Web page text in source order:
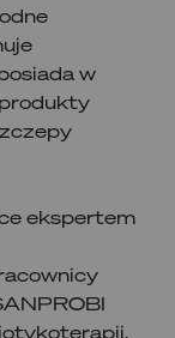
w
ekspertem